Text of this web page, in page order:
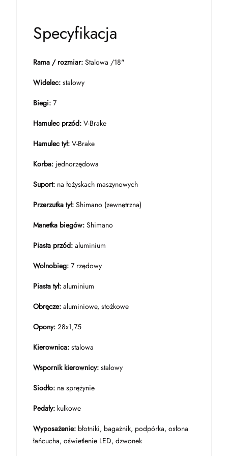
Specyfikacja
Rama / rozmiar: Stalowa /18"
Widelec: stalowy
Biegi: 7
Hamulec przód: V-Brake
Hamulec tył: V-Brake
Korba: jednorzędowa
Suport: na łożyskach maszynowych
Przerzutka tył: Shimano (zewnętrzna)
Manetka biegów: Shimano
Piasta przód: aluminium
Wolnobieg: 7 rzędowy
Piasta tył: aluminium
Obręcze: aluminiowe, stożkowe
Opony: 28x1,75
Kierownica: stalowa
Wspornik kierownicy: stalowy
Siodło: na sprężynie
Pedały: kulkowe
Wyposażenie: błotniki, bagażnik, podpórka, osłona
łańcucha, oświetlenie LED, dzwonek